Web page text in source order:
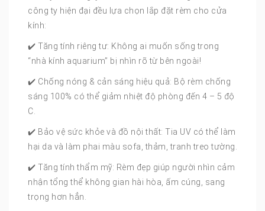
công ty hiện đại đều lựa chọn lắp đặt rèm cho cửa
kính:
✔️ Tăng tính riêng tư: Không ai muốn sống trong
“nhà kính aquarium” bị nhìn rõ từ bên ngoài!
✔️ Chống nóng & cản sáng hiệu quả: Bộ rèm chống
sáng 100% có thể giảm nhiệt độ phòng đến 4 – 5 độ
C.
✔️ Bảo vệ sức khỏe và đồ nội thất: Tia UV có thể làm
hại da và làm phai màu sofa, thảm, tranh treo tường.
✔️ Tăng tính thẩm mỹ: Rèm đẹp giúp người nhìn cảm
nhận tổng thể không gian hài hòa, ấm cúng, sang
trọng hơn hẳn.